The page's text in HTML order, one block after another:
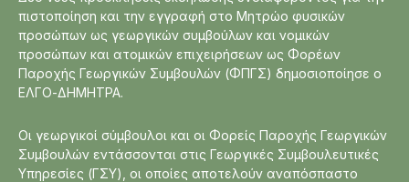
πιστοποίηση και την εγγραφή στο Μητρώο φυσικών
προσώπων ως γεωργικών συμβούλων και νομικών
προσώπων και ατομικών επιχειρήσεων ως Φορέων
Παροχής Γεωργικών Συμβουλών (ΦΠΓΣ) δημοσιοποίησε ο
ΕΛΓΟ-ΔΗΜΗΤΡΑ.
Οι γεωργικοί σύμβουλοι και οι Φορείς Παροχής Γεωργικών
Συμβουλών εντάσσονται στις Γεωργικές Συμβουλευτικές
Υπηρεσίες (ΓΣΥ), οι οποίες αποτελούν αναπόσπαστο